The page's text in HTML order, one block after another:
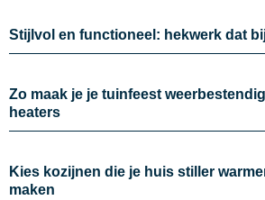
Stijlvol en functioneel: hekwerk dat
Zo maak je je tuinfeest
heaters
Kies kozijnen die je huis stiller
maken